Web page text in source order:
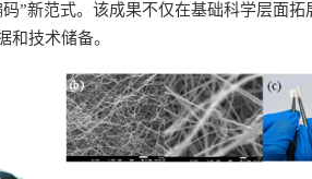
”新范式。该成果不仅在基础科学层面
和技术储备。